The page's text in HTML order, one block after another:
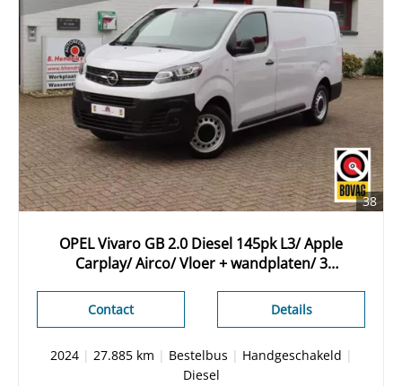
38
OPEL Vivaro GB 2.0 Diesel 145pk L3/ Apple
Carplay/ Airco/ Vloer + wandplaten/ 3
Details
Contact
2024| 27.885 km | Bestelbus | Handgeschakeld |
Diesel